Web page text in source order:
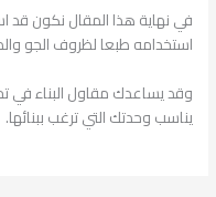
في نهاية هذا المقال نكون قد
استخدامه طبعا لظروف الجو
وقد يساعدك مقاول البناء في
يناسب وحدتك التي ترغب ببنائها.